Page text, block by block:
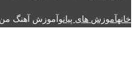
خانهآموزش های پیانوآموزش آهنگ من